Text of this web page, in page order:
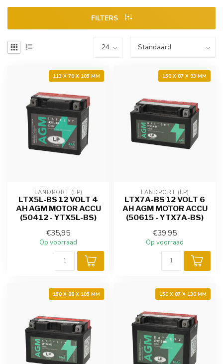
FILTERS
113 X 70 X 105 MM
LANDPORT (LP)
LTX5L-BS 12 VOLT 4
AH AGM MOTOR ACCU
(50412 - YTX5L-BS)
€35,95
Op voorraad
150 X 87 X 93 MM
LANDPORT (LP)
LTX7A-BS 12 VOLT 6
AH AGM MOTOR ACCU
(50615 - YTX7A-BS)
€39,95
Op voorraad
150 X 88 X 105 MM 150 X 87 X 130 MM